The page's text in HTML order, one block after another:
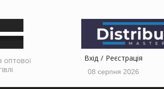
оптової
Вхід Реєстрація
08 серпня 2026